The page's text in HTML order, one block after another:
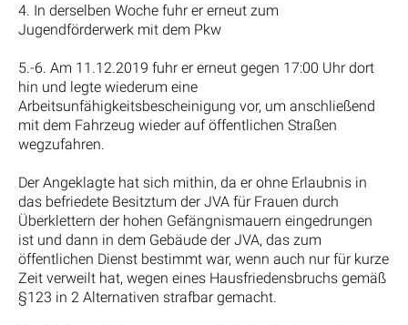
4. In derselben Woche fuhr er erneut zum
Jugendförderwerk mit dem Pkw
5.-6. Am 11.12.2019 fuhr er erneut gegen 17:00 Uhr dort
hin und legte wiederum eine
Arbeitsunfähigkeitsbescheinigung vor, um anschließend
mit dem Fahrzeug wieder auf öffentlichen Straßen
wegzufahren.
Der Angeklagte hat sich mithin, da er ohne Erlaubnis in
das befriedete Besitztum der JVA für Frauen durch
Überklettern der hohen Gefängnismauern eingedrungen
ist und dann in dem Gebäude der JVA, das zum
öffentlichen Dienst bestimmt war, wenn auch nur für kurze
Zeit verweilt hat, wegen eines Hausfriedensbruchs gemäß
§123 in 2 Alternativen strafbar gemacht.